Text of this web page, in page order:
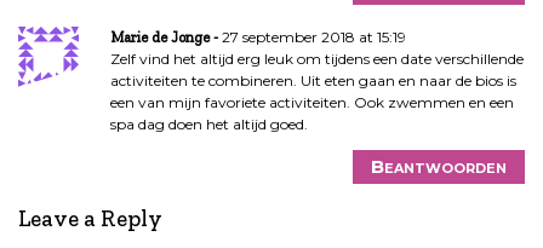
Marie de Jonge
27 september 2018 at 15:19
Zelf vind het altijd erg leuk om tijdens een date verschillende
activiteiten te combineren. Uit eten gaan en naar de bios is
een van mijn favoriete activiteiten. Ook zwemmen en een
spa dag doen het altijd goed.
Beantwoorden
Leave a Reply